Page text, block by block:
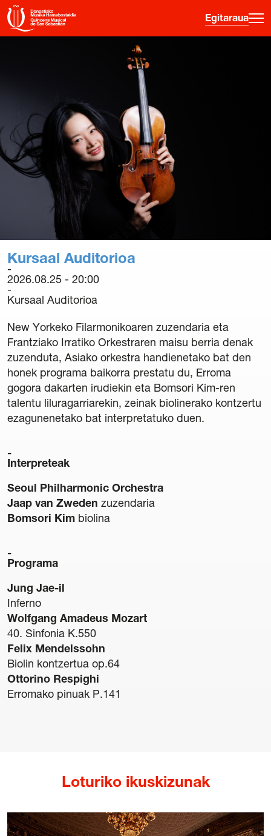
Egitaraua
EU · FR
Egitaraua
Gainerako jarduerak
Sarreren Informazioa
Hasiberrientzako gida
Ordu Gaztea
Hamabostaldia
Historia
Aurreko edizioak
42. Nazioarteko Organo Erromantiko Ikastaroa
Hamabostaldi Berdea
Egin zaitez Lagun
Lagunak
Kontratazioa
Hizkuntza Politika
Legezko oharra
Pribatutasun politika
Kursaal Auditorioa
2026.08.25 - 20:00
Kursaal Auditorioa
New Yorkeko Filarmonikoaren zuzendaria eta
Frantziako Irratiko Orkestraren maisu berria denak
zuzenduta, Asiako orkestra handienetako bat den
honek programa baikorra prestatu du, Erroma
gogora dakarten irudiekin eta Bomsori Kim-ren
talentu liluragarriarekin, zeinak biolinerako kontzertu
ezagunenetako bat interpretatuko duen.
Interpreteak
Seoul Philharmonic Orchestra
Jaap van Zweden zuzendaria
Bomsori Kim biolina
Programa
Jung Jae-il
Inferno
Wolfgang Amadeus Mozart
40. Sinfonia K.550
Felix Mendelssohn
Biolin kontzertua op.64
Ottorino Respighi
Erromako pinuak P.141
Loturiko ikuskizunak